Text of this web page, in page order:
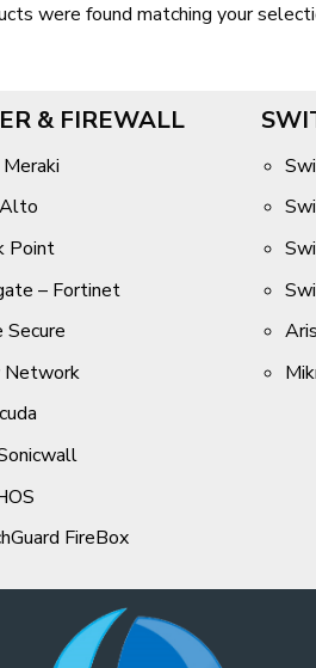
were found matching your
& FIREWALL
Point
– Fortinet
Secure
Network
FireBox